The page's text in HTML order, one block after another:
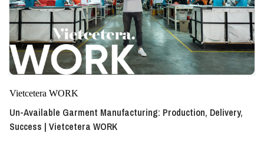
Vietcetera WORK
Un-Available Garment Manufacturing: Production, Delivery,
Success | Vietcetera WORK